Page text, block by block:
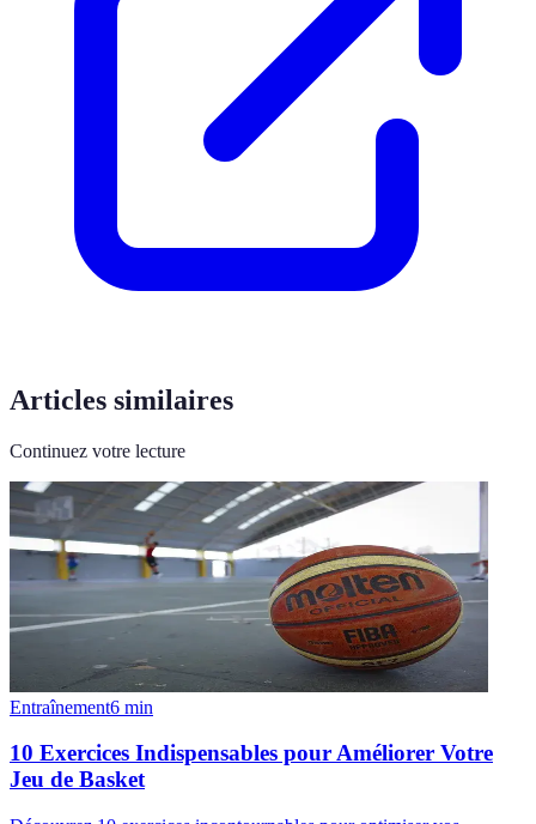
Articles similaires
Continuez votre lecture
Entraînement6 min
10 Exercices Indispensables pour Améliorer Votre
Jeu de Basket